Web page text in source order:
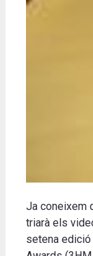
Ja coneixem
triarà els
setena